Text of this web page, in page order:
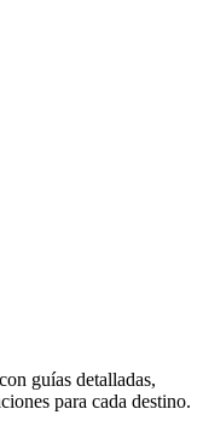
guías detalladas,
para cada destino.